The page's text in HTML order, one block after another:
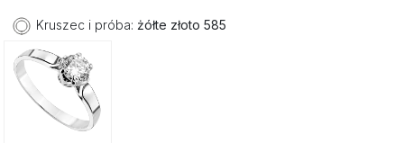
Kruszec i próba: żółte złoto 585